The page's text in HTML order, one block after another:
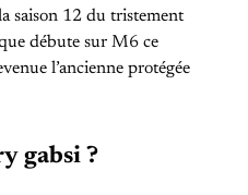
saison 12 du tristement
débute sur M6 ce
l’ancienne protégée
gabsi ?